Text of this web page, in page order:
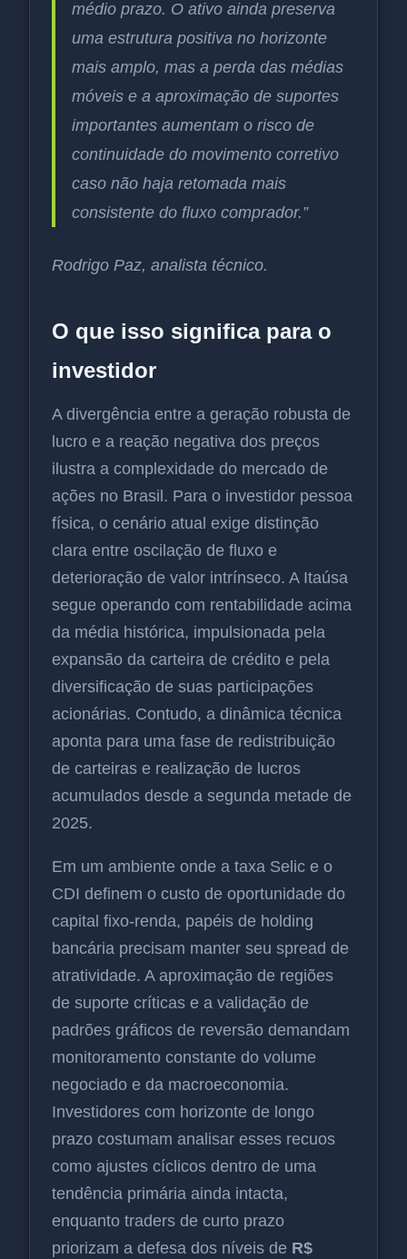
médio prazo. O ativo ainda preserva
uma estrutura positiva no horizonte
mais amplo, mas a perda das médias
móveis e a aproximação de suportes
importantes aumentam o risco de
continuidade do movimento corretivo
caso não haja retomada mais
consistente do fluxo comprador.”
Rodrigo Paz, analista técnico.
O que isso significa para o
investidor
A divergência entre a geração robusta de
lucro e a reação negativa dos preços
ilustra a complexidade do mercado de
ações no Brasil. Para o investidor pessoa
física, o cenário atual exige distinção
clara entre oscilação de fluxo e
deterioração de valor intrínseco. A Itaúsa
segue operando com rentabilidade acima
da média histórica, impulsionada pela
expansão da carteira de crédito e pela
diversificação de suas participações
acionárias. Contudo, a dinâmica técnica
aponta para uma fase de redistribuição
de carteiras e realização de lucros
acumulados desde a segunda metade de
2025.
Em um ambiente onde a taxa Selic e o
CDI definem o custo de oportunidade do
capital fixo-renda, papéis de holding
bancária precisam manter seu spread de
atratividade. A aproximação de regiões
de suporte críticas e a validação de
padrões gráficos de reversão demandam
monitoramento constante do volume
negociado e da macroeconomia.
Investidores com horizonte de longo
prazo costumam analisar esses recuos
como ajustes cíclicos dentro de uma
tendência primária ainda intacta,
enquanto traders de curto prazo
priorizam a defesa dos níveis de R$